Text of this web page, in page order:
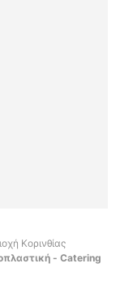
Κορινθίας
- Catering